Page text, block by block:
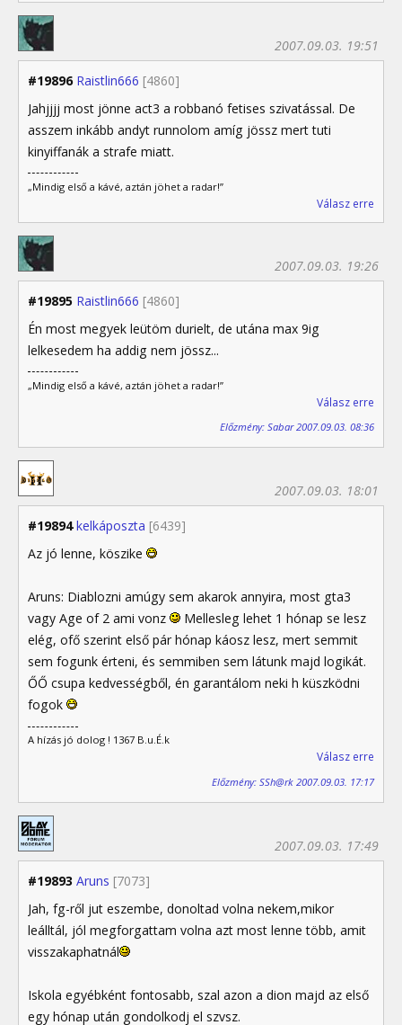
#19896 Raistlin666 [4860]
2007.09.03. 19:51
Jahjjjj most jönne act3 a robbanó fetises szivatással. De
asszem inkább andyt runnolom amíg jössz mert tuti
kinyiffanák a strafe miatt.
„Mindig első a kávé, aztán jöhet a radar!”
Válasz erre
#19895 Raistlin666 [4860]
2007.09.03. 19:26
Én most megyek leütöm durielt, de utána max 9ig
lelkesedem ha addig nem jössz...
„Mindig első a kávé, aztán jöhet a radar!”
Válasz erre
Előzmény: Sabar 2007.09.03. 08:36
#19894 kelkáposzta [6439]
2007.09.03. 18:01
Az jó lenne, köszike
Aruns: Diablozni amúgy sem akarok annyira, most gta3
vagy Age of 2 ami vonz
Mellesleg lehet 1 hónap se lesz
elég, ofő szerint első pár hónap káosz lesz, mert semmit
sem fogunk érteni, és semmiben sem látunk majd logikát.
ŐŐ csupa kedvességből, én garantálom neki h küszködni
fogok
A hízás jó dolog ! 1367 B.u.É.k
Válasz erre
Előzmény: SSh@rk 2007.09.03. 17:17
#19893 Aruns [7073]
2007.09.03. 17:49
Jah, fg-ről jut eszembe, donoltad volna nekem,mikor
leálltál, jól megforgattam volna azt most lenne több, amit
visszakaphatnál
Iskola egyébként fontosabb, szal azon a dion majd az első
egy hónap után gondolkodj el szvsz.